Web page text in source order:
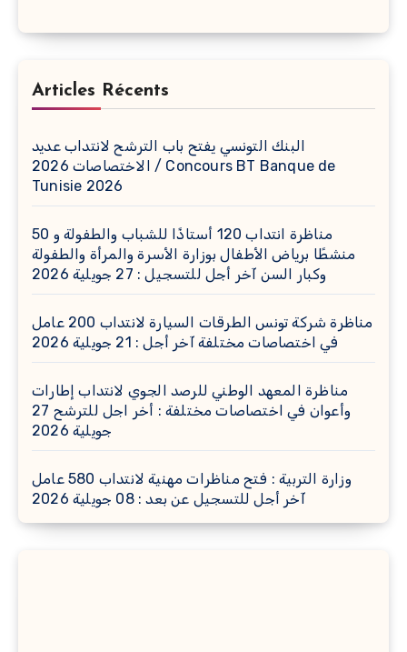
Articles Récents
البنك التونسي يفتح باب الترشح لانتداب عديد
الاختصاصات 2026 / Concours BT Banque de
Tunisie 2026
مناظرة انتداب 120 أستاذًا للشباب والطفولة و 50
منشطًا برياض الأطفال بوزارة الأسرة والمرأة والطفولة
وكبار السن آخر أجل للتسجيل : 27 جويلية 2026
مناظرة شركة تونس الطرقات السيارة لانتداب 200 عامل
في اختصاصات مختلفة آخر أجل : 21 جويلية 2026
مناظرة المعهد الوطني للرصد الجوي لانتداب إطارات
وأعوان في اختصاصات مختلفة : أخر اجل للترشح 27
جويلية 2026
وزارة التربية : فتح مناظرات مهنية لانتداب 580 عامل
آخر أجل للتسجيل عن بعد : 08 جويلية 2026